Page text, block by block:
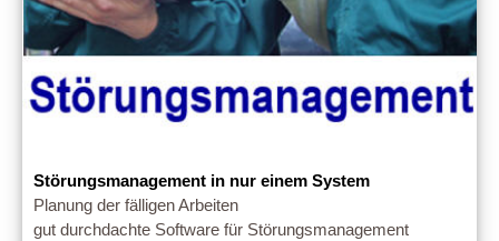
Störungsmanagement in nur einem System
Planung der fälligen Arbeiten
gut durchdachte Software für Störungsmanagement